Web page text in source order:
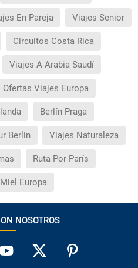
En Pareja Viajes Senior
Circuitos Costa Rica
Viajes A Arabia Saudí
Ofertas Viajes Europa
Berlín Praga
Berlin Viajes Naturaleza
Ruta Por París
Europa
NOSOTROS